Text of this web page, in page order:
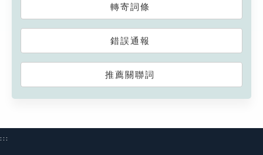
轉寄詞條
錯誤通報
推薦關聯詞
:::